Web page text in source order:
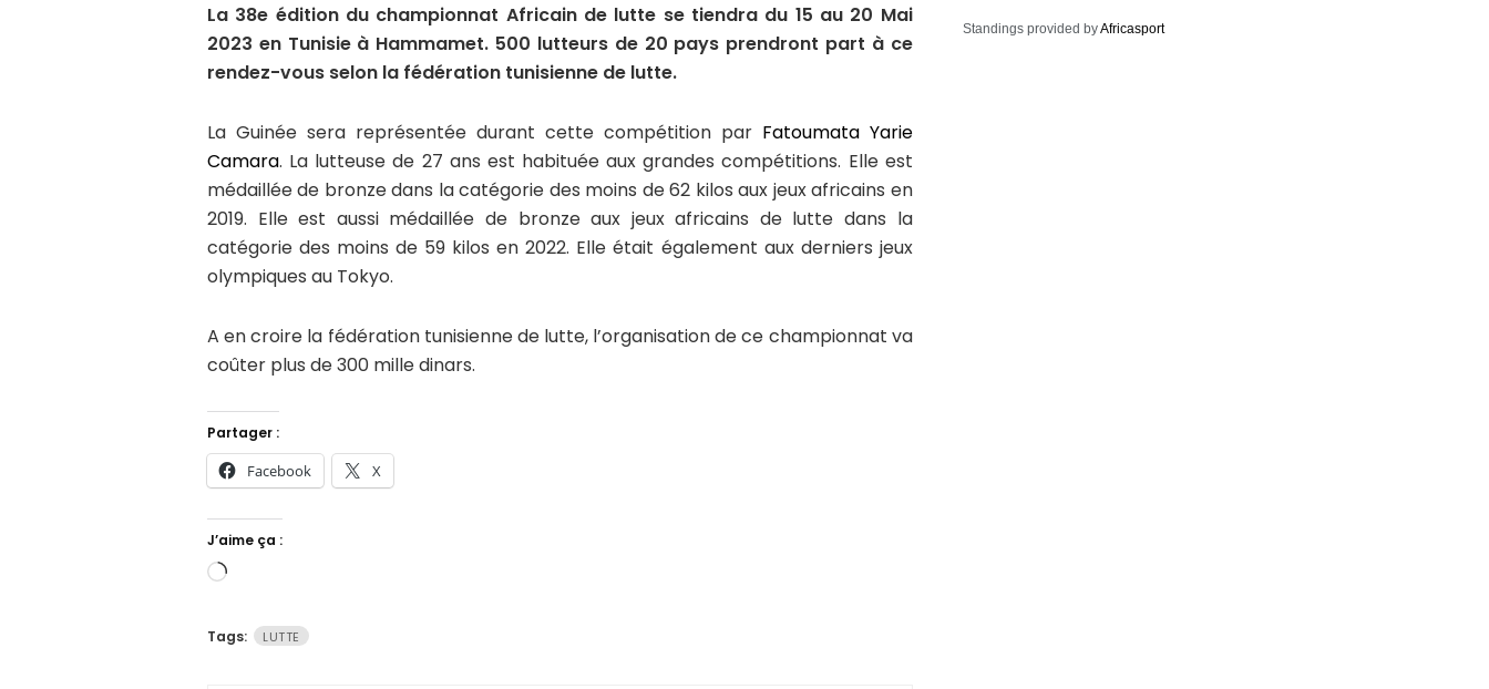
La 38e édition du championnat Africain de lutte se tiendra du 15 au 20 Mai
2023 en Tunisie à Hammamet. 500 lutteurs de 20 pays prendront part à ce
rendez-vous selon la fédération tunisienne de lutte.
La Guinée sera représentée durant cette compétition par Fatoumata Yarie
Camara. La lutteuse de 27 ans est habituée aux grandes compétitions. Elle est
médaillée de bronze dans la catégorie des moins de 62 kilos aux jeux africains en
2019. Elle est aussi médaillée de bronze aux jeux africains de lutte dans la
catégorie des moins de 59 kilos en 2022. Elle était également aux derniers jeux
olympiques au Tokyo.
A en croire la fédération tunisienne de lutte, l’organisation de ce championnat va
coûter plus de 300 mille dinars.
Partager :
Facebook X
J’aime ça :
Chargement…
Tags: LUTTE
Standings provided byAfricasport